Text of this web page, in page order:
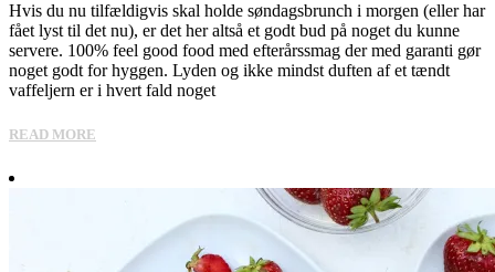
Hvis du nu tilfældigvis skal holde søndagsbrunch i morgen (eller har
fået lyst til det nu), er det her altså et godt bud på noget du kunne
servere. 100% feel good food med efterårssmag der med garanti gør
noget godt for hyggen. Lyden og ikke mindst duften af et tændt
vaffeljern er i hvert fald noget
READ MORE